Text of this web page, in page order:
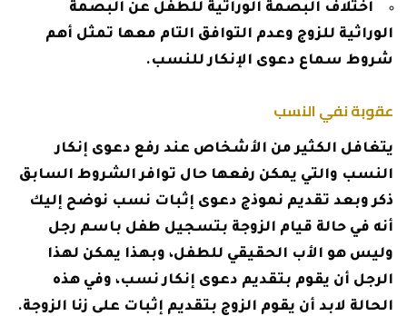
اختلاف البصمة الوراثية للطفل عن البصمة
الوراثية للزوج وعدم التوافق التام معها تمثل أهم
شروط سماع دعوى الإنكار للنسب.
عقوبة نفي النسب
يتغافل الكثير من الأشخاص عند رفع دعوى إنكار
النسب والتي يمكن رفعها حال توافر الشروط السابق
ذكر وبعد تقديم نموذج دعوى إثبات نسب نوضح إليك
أنه في حالة قيام الزوجة بتسجيل طفل باسم رجل
وليس هو الأب الحقيقي للطفل، وبهذا يمكن لهذا
الرجل أن يقوم بتقديم دعوى إنكار نسب، وفي هذه
الحالة لابد أن يقوم الزوج بتقديم إثبات على زنا الزوجة.